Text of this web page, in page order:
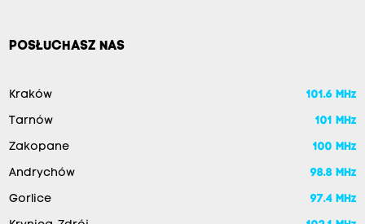
POSŁUCHASZ NAS
Kraków 101.6 MHz
Tarnów 101 MHz
Zakopane 100 MHz
Andrychów 98.8 MHz
Gorlice 97.4 MHz